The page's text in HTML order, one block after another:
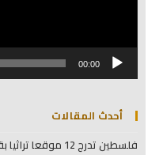
00:00
أحدث المقالات
فلسطين تدرج 12 موقعا تراثيا بقائمة اليونسكو التمهيدية